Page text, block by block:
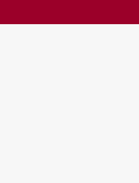
الموقع